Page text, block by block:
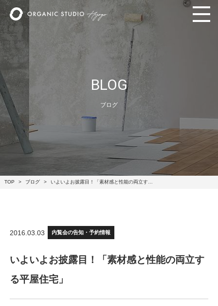
BLOG
ブログ
TOP ブログ いよいよお披露目！「素材感と性能の両立す…
2016.03.03 内覧会の告知・予約情報
いよいよお披露目！「素材感と性能の両立す
る平屋住宅」